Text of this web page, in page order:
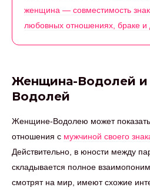
женщина — совместимость
любовных отношениях, браке и
Женщина-Водолей и
Водолей
Женщине-Водолею может
отношения с мужчиной своего
Действительно, в юности между
складывается полное
смотрят на мир, имеют схожие